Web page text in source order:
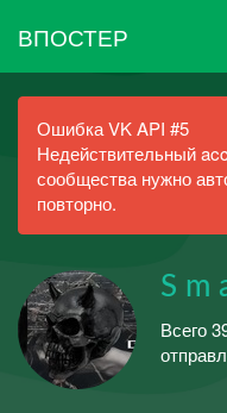
ВПОСТЕР
Ошибка VK API #5
Недействительный
сообщества нужно
повторно.
S m
Всего